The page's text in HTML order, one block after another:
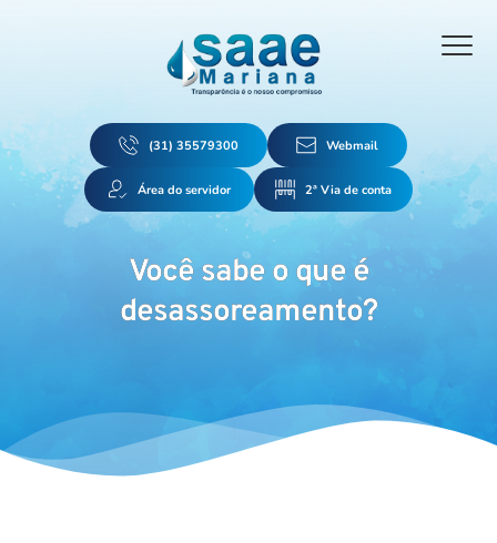
(31) 35579300 Webmail
Área do servidor 2ª Via de conta
Você sabe o que é
desassoreamento?